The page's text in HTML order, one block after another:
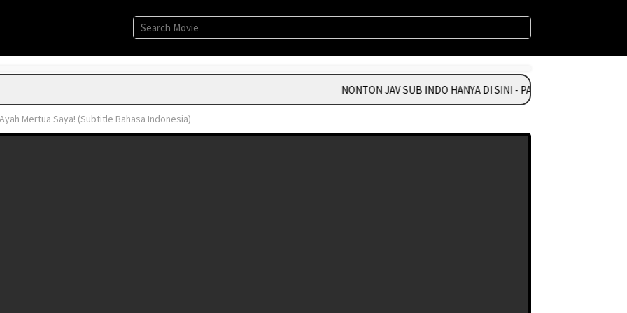
NONTON JAV SUB INDO HANYA DI SINI - PASANG IKLAN HUBUNGI
Mertua Saya! (Subtitle Bahasa Indonesia)